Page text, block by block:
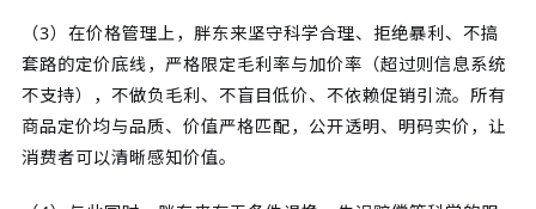
（3）在价格管理上，胖东来坚守科学合理、拒绝暴利、不搞
套路的定价底线，严格限定毛利率与加价率（超过则信息系统
不支持），不做负毛利、不盲目低价、不依赖促销引流。所有
商品定价均与品质、价值严格匹配，公开透明、明码实价，让
消费者可以清晰感知价值。